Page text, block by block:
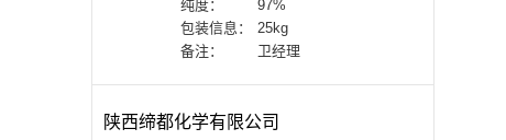
纯度：
97%
包装信息：
25kg
备注：
卫经理
陕西缔都化学有限公司